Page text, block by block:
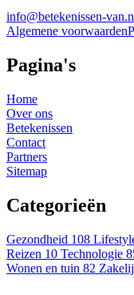
info@betekenissen-
Algemene voorwaarden
Pagina's
Home
Over ons
Betekenissen
Contact
Partners
Sitemap
Categorieën
Gezondheid 108
Reizen 10 Technologie
Wonen en tuin 82